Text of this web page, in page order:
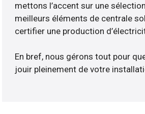
mettons l’accent sur une
meilleurs éléments de centrale
certifier une production
En bref, nous gérons tout pour
jouir pleinement de votre